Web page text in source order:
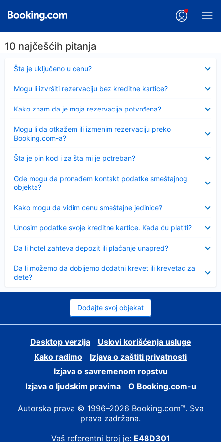
10 najčešćih pitanja
Šta je uključeno u cenu?
Sažeto
Mogu li izvršiti rezervaciju bez kreditne kartice?
Kako znam da je moja rezervacija potvrđena?
Mogu li da otkažem ili izmenim rezervaciju preko
Booking.com-a?
Šta je pin kod i za šta mi je potreban?
Sažeto
Gde mogu da pronađem kontakt podatke smeštajnog
objekta?
Kako mogu da vidim cenu smeštajne jedinice?
Unosim podatke svoje kreditne kartice. Kada ću platiti?
Da li hotel zahteva depozit ili plaćanje unapred?
Da li možemo da dobijemo dodatni krevet ili krevetac za
dete?
Dodajte svoj objekat
Desktop verzija
Uslovi korišćenja usluge
Kako radimo
Izjava o zaštiti privatnosti
Izjava o savremenom ropstvu
Izjava o ljudskim pravima
О Booking.com-u
Autorska prava © 1996–2026 Booking.com™. Sva
prava zadržana.
Vaš referentni broj je: E48D301